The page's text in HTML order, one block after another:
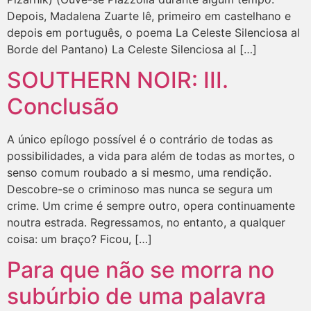
Depois, Madalena Zuarte lê, primeiro em castelhano e
depois em português, o poema La Celeste Silenciosa al
Borde del Pantano) La Celeste Silenciosa al […]
SOUTHERN NOIR: III.
Conclusão
A único epílogo possível é o contrário de todas as
possibilidades, a vida para além de todas as mortes, o
senso comum roubado a si mesmo, uma rendição.
Descobre-se o criminoso mas nunca se segura um
crime. Um crime é sempre outro, opera continuamente
noutra estrada. Regressamos, no entanto, a qualquer
coisa: um braço? Ficou, […]
Para que não se morra no
subúrbio de uma palavra